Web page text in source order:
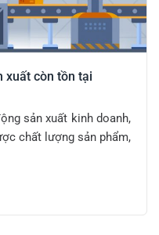
xuất còn tồn tại
sản xuất kinh doanh,
chất lượng sản phẩm,